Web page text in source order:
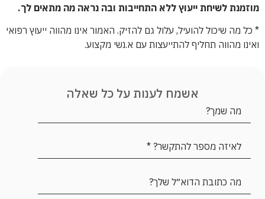
מוזמנת לשיחת ייעוץ ללא התחייבות ובה נראה מה מתאים לך.
* כל מה שיכול להועיל, עלול גם להזיק. האמור אינו מהווה ייעוץ רפואי
ואינו מהווה תחליף להתייעצות עם א.נשי מקצוע.
אשמח לענות על כל שאלה